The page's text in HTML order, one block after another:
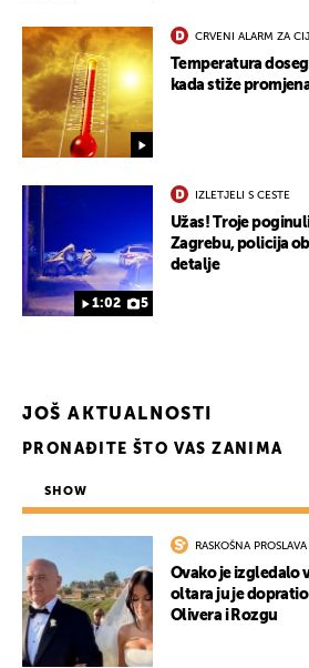
CRVENI ALARM ZA
Temperatura
kada stiže
1:02 5
IZLETJELI S CESTE
Užas! Troje
Zagrebu, policija
detalje
JOŠ AKTUALNOSTI
PRONAĐITE ŠTO VAS ZANIMA
SHOW
RASKOŠNA PROSLAVA
Ovako je izgledalo
oltara ju je
Olivera i Rozgu